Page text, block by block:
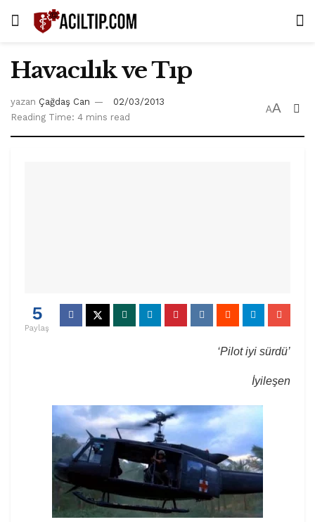
Havacılık ve Tıp
yazan Çağdaş Can
02/03/2013
Reading Time: 4 mins read
AA
5
Paylaş
‘Pilot iyi sürdü’
İyileşen